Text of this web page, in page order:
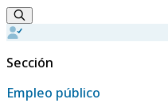
Sección
Empleo público